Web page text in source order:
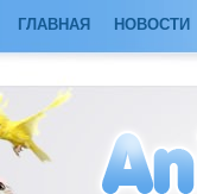
ГЛАВНАЯ НОВОСТИ